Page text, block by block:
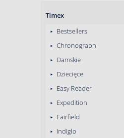
Timex
Bestsellers
Chronograph
Damskie
Dziecięce
Easy Reader
Expedition
Fairfield
Indiglo